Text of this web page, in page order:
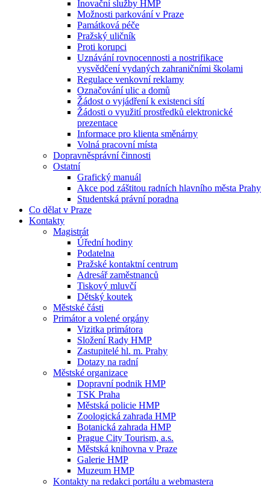
Inovační služby HMP
Možnosti parkování v Praze
Památková péče
Pražský uličník
Proti korupci
Uznávání rovnocennosti a nostrifikace
vysvědčení vydaných zahraničními školami
Regulace venkovní reklamy
Označování ulic a domů
Žádost o vyjádření k existenci sítí
Žádosti o využití prostředků elektronické
prezentace
Informace pro klienta směnárny
Volná pracovní místa
Dopravněsprávní činnosti
Ostatní
Grafický manuál
Akce pod záštitou radních hlavního města Prahy
Studentská právní poradna
Co dělat v Praze
Kontakty
Magistrát
Úřední hodiny
Podatelna
Pražské kontaktní centrum
Adresář zaměstnanců
Tiskový mluvčí
Dětský koutek
Městské části
Primátor a volené orgány
Vizitka primátora
Složení Rady HMP
Zastupitelé hl. m. Prahy
Dotazy na radní
Městské organizace
Dopravní podnik HMP
TSK Praha
Městská policie HMP
Zoologická zahrada HMP
Botanická zahrada HMP
Prague City Tourism, a.s.
Městská knihovna v Praze
Galerie HMP
Muzeum HMP
Kontakty na redakci portálu a webmastera